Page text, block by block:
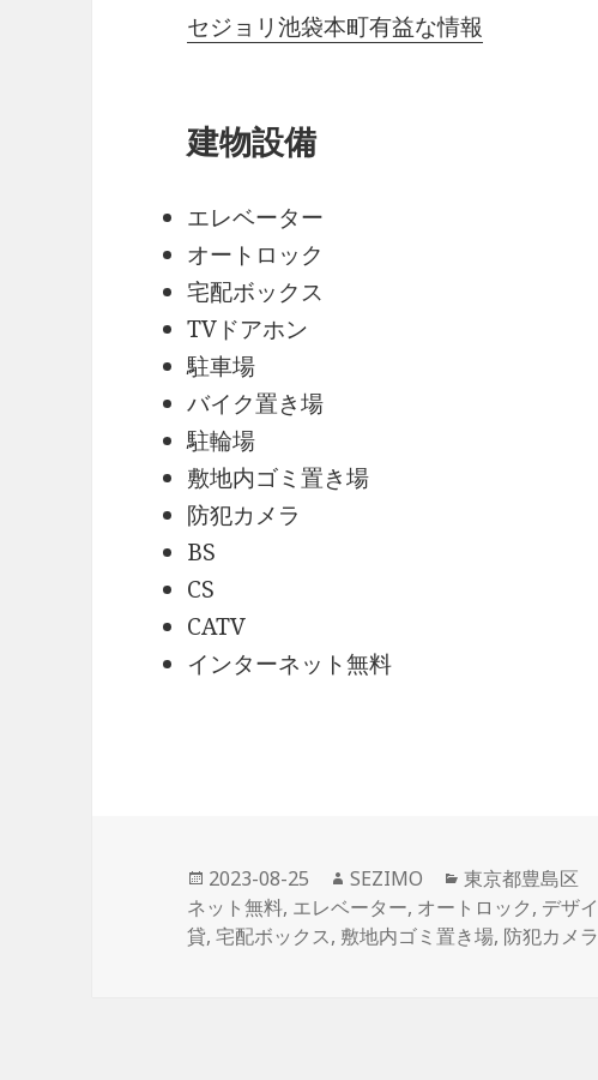
セジョリ池袋本町有益な情報
建物設備
エレベーター
オートロック
宅配ボックス
TVドアホン
駐車場
バイク置き場
駐輪場
敷地内ゴミ置き場
防犯カメラ
BS
CS
CATV
インターネット無料
投
稿
日:
2023-08-25
作
成
者
SEZIMO
カ
テ
ゴ
東京都豊島区
ネット無料, エレベーター, オートロック, デザ
貸,宅配ボックス, 敷地内ゴミ置き場, 防犯カメ